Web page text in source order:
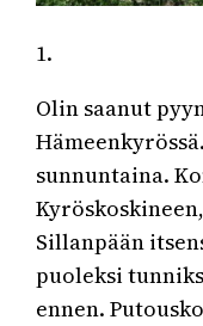
1.
Olin saanut
sunnuntaina.
Sillanpään
puoleksi
ennen.